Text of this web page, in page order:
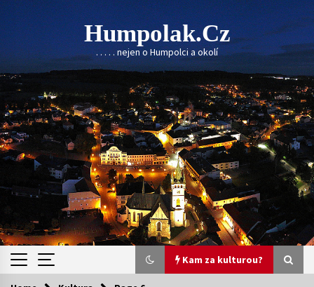
Skip
to
content
Humpolak.cz
. . . . . nejen o Humpolci a okolí
Kam za kulturou?